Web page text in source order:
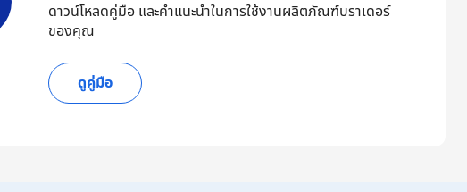
ดาวน์โหลดคู่มือ และคำแนะนำในการใช้งานผลิตภัณฑ์บราเดอร์
ของคุณ
ดูคู่มือ